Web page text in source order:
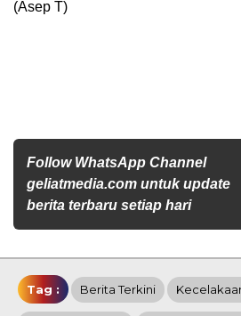
(Asep T)
Follow WhatsApp Channel
geliatmedia.com untuk update
berita terbaru setiap hari
Tag : Berita Terkini